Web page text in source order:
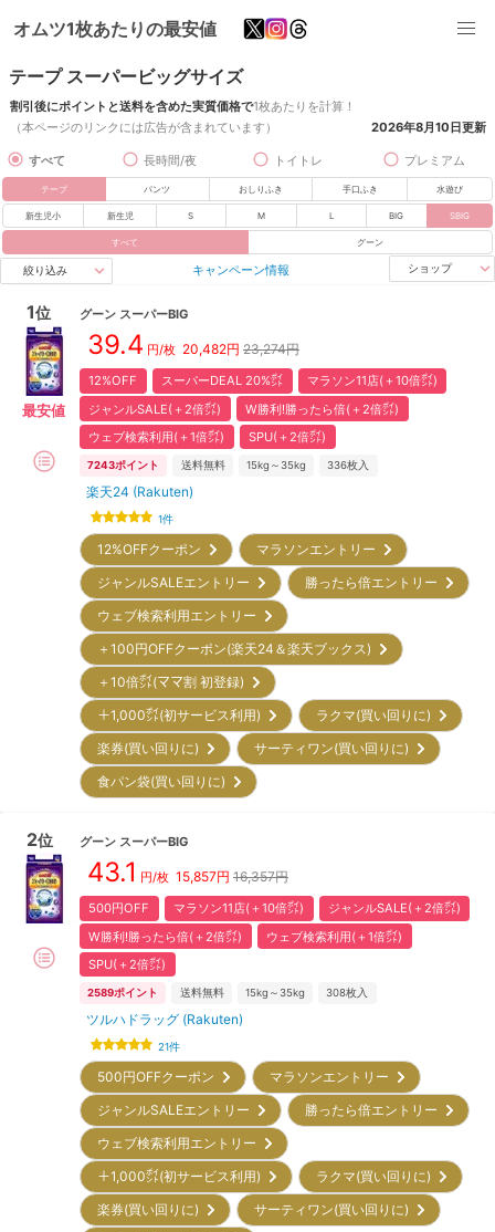
オムツ1枚あたりの最安値
テープ スーパービッグサイズ
割引後にポイントと送料を含めた実質価格で1枚あたりを計算！
（本ページのリンクには広告が含まれています）
2026年8月10日更新
すべて 長時間/夜 トイトレ プレミアム
テープ パンツ おしりふき 手口ふき 水遊び
新生児小 新生児 S M L BIG SBIG
すべて グーン
絞り込み キャンペーン情報 ショップ
1位
最安値
グーン スーパーBIG
39.4 円/枚 20,482円 23,274円
12%OFF スーパーDEAL 20%㌽
マラソン11店(＋10倍㌽)
ジャンルSALE(＋2倍㌽)
W勝利!勝ったら倍(＋2倍㌽)
ウェブ検索利用(＋1倍㌽)
SPU(＋2倍㌽)
7243ポイント 送料無料 15kg～35kg 336枚入
楽天24 (Rakuten)
1件
12%OFFクーポン
マラソンエントリー
ジャンルSALEエントリー
勝ったら倍エントリー
ウェブ検索利用エントリー
＋100円OFFクーポン(楽天24＆楽天ブックス)
＋10倍㌽(ママ割 初登録)
＋1,000㌽(初サービス利用)
ラクマ(買い回りに)
楽券(買い回りに)
サーティワン(買い回りに)
食パン袋(買い回りに)
2位 グーン スーパーBIG
43.1 円/枚 15,857円 16,357円
500円OFF マラソン11店(＋10倍㌽)
ジャンルSALE(＋2倍㌽)
W勝利!勝ったら倍(＋2倍㌽)
ウェブ検索利用(＋1倍㌽)
SPU(＋2倍㌽)
2589ポイント 送料無料 15kg～35kg 308枚入
ツルハドラッグ (Rakuten)
21件
500円OFFクーポン
マラソンエントリー
ジャンルSALEエントリー
勝ったら倍エントリー
ウェブ検索利用エントリー
＋1,000㌽(初サービス利用)
ラクマ(買い回りに)
楽券(買い回りに)
サーティワン(買い回りに)